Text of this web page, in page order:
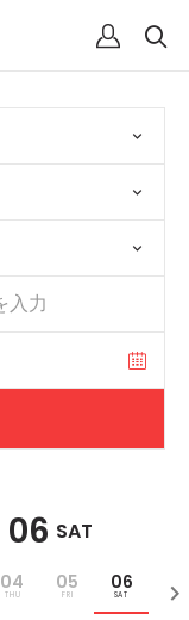
06 SAT
04
THU
05
FRI
06
SAT